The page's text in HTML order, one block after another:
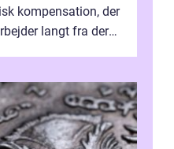
kompensation, der
langt fra deres